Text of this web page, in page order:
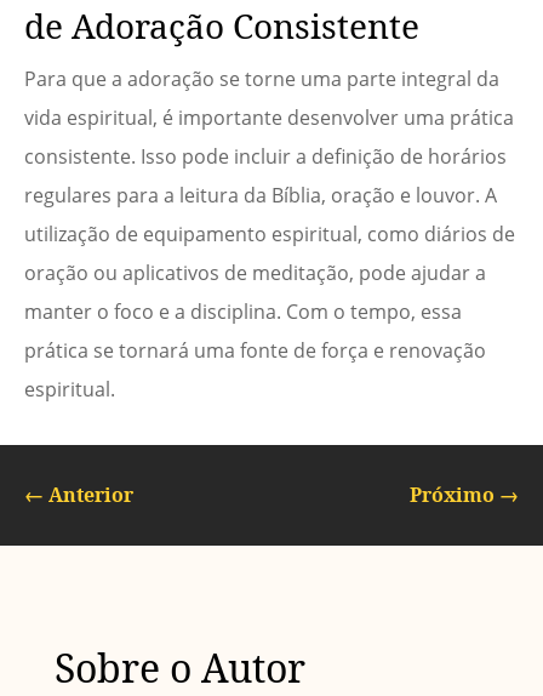
de Adoração Consistente
Para que a adoração se torne uma parte integral da
vida espiritual, é importante desenvolver uma prática
consistente. Isso pode incluir a definição de horários
regulares para a leitura da Bíblia, oração e louvor. A
utilização de equipamento espiritual, como diários de
oração ou aplicativos de meditação, pode ajudar a
manter o foco e a disciplina. Com o tempo, essa
prática se tornará uma fonte de força e renovação
espiritual.
← Anterior Próximo →
Sobre o Autor